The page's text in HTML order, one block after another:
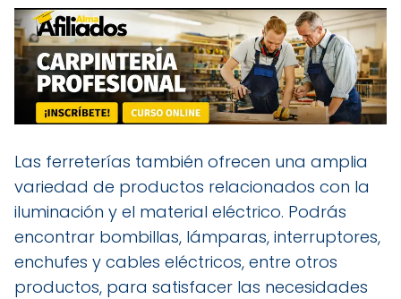
Las ferreterías también ofrecen una amplia
variedad de productos relacionados con la
iluminación y el material eléctrico. Podrás
encontrar bombillas, lámparas, interruptores,
enchufes y cables eléctricos, entre otros
productos, para satisfacer las necesidades